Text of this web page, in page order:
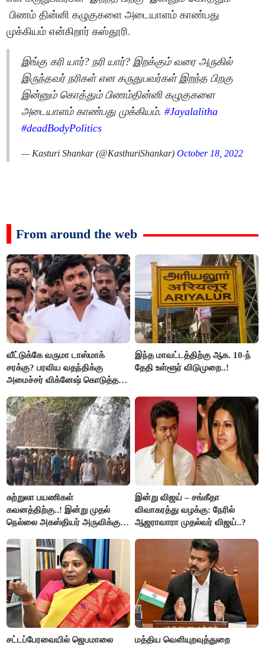
பிணம் தின்னி கழுகுகளை அடையாளம் காண்பது
முக்கியம் என்கிறார் கஸ்தூரி.
இங்கு கரி யார்? நரி யார்? இறக்கும் வரை அருகில்
இருந்தவர் நரிகள் என கருதுபவர்கள் இறந்த பிறகு
இன்னும் கொத்தும் பிணம்தின்னி கழுகுகளை
அடையாளம் காண்பது முக்கியம்.#Jayalalitha
#deadBodyPolitics
— Kasturi Shankar (@KasthuriShankar)October 18, 2022
From around the web
வீட்டுக்கே வருமா டாஸ்மாக்
சரக்கு? பரவிய வதந்திக்கு
அமைச்சர் விக்னேஷ் கொடுத்த
இந்த மாவட்டத்திற்கு ஆக. 10-ந்
தேதி உள்ளூர் விடுமுறை..!
சுற்றுலா பயணிகள்
கவனத்திற்கு..! இன்று முதல்
நெல்லை அகஸ்தியர் அருவிக்கு
இன்று விஜய் – சங்கீதா
விவாகரத்து வழக்கு: நேரில்
ஆஜராவாரா முதல்வர் விஜய்..?
சட்டப்பேரவையில் ஜெபமாலை
மத்திய வெளியுறவுத்துறை